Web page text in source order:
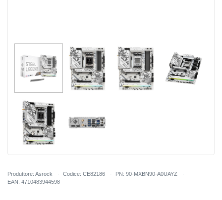
Produttore: Asrock Codice: CE82186
PN: 90-MXBN90-A0UAYZ
EAN: 4710483944598